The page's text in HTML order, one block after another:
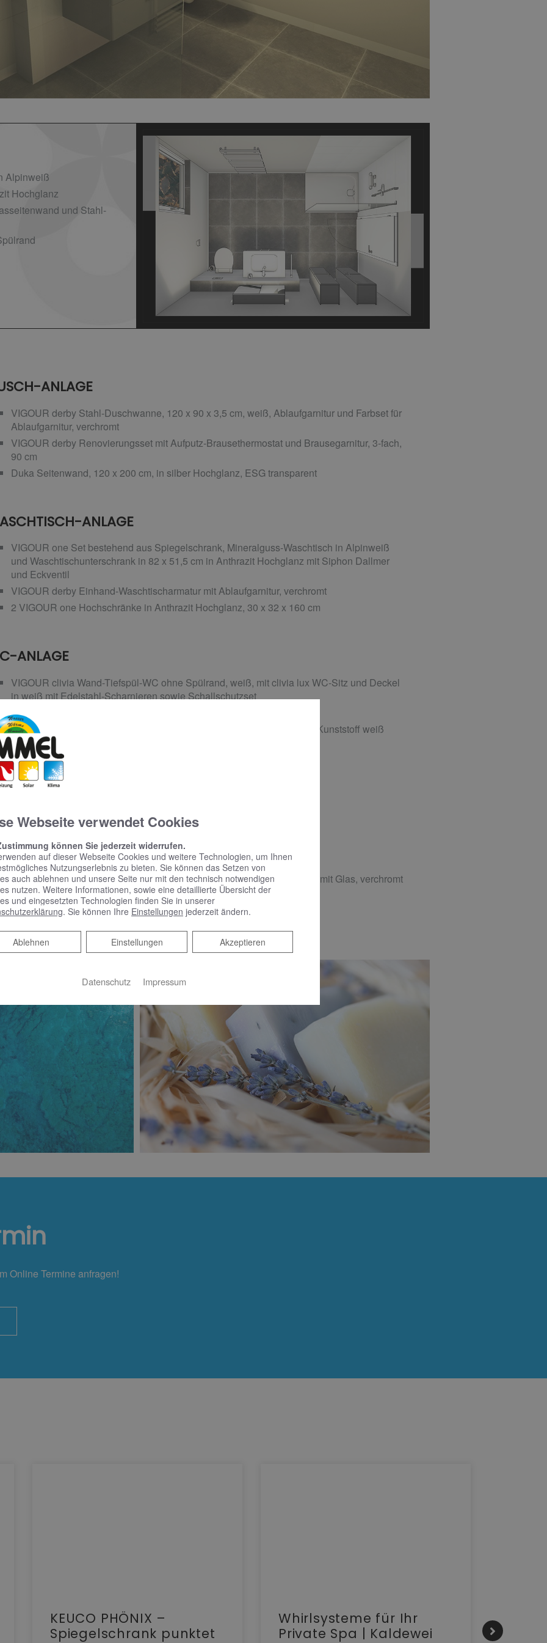
Alpinweiß
Hochglanz
und Stahl-
ANLAGE
VIGOUR derby Stahl-Duschwanne, 120 x 90 x 3,5 cm, weiß, Ablaufgarnitur und Farbset für
Ablaufgarnitur, verchromt
VIGOUR derby Renovierungsset mit Aufputz-Brausethermostat und Brausegarnitur, 3-fach,
90 cm
Duka Seitenwand, 120 x 200 cm, in silber Hochglanz, ESG transparent
ANLAGE
VIGOUR one Set bestehend aus Spiegelschrank, Mineralguss-Waschtisch in Alpinweiß
und Waschtischunterschrank in 82 x 51,5 cm in Anthrazit Hochglanz mit Siphon Dallmer
und Eckventil
VIGOUR derby Einhand-Waschtischarmatur mit Ablaufgarnitur, verchromt
2 VIGOUR one Hochschränke in Anthrazit Hochglanz, 30 x 32 x 160 cm
ANLAGE
VIGOUR clivia Wand-Tiefspül-WC ohne Spülrand, weiß, mit clivia lux WC-Sitz und Deckel
in weiß mit Edelstahl-Scharnieren sowie Schallschutzset
CONEL VIS WC-Element mit UP-Spülkasten, 112 cm
VIGOUR AI Betätigungsplatte für 2-Mengen-Spülung in Glas weiß und Kunststoff weiß
VIGOUR derby Bürstengarnitur, Papierhalter und Flüssigseifenspender mit Glas, verchromt
Online Termine anfragen!
KEUCO PHÖNIX –
Spiegelschrank punktet
Whirlsysteme für Ihr
Private Spa | Kaldewei
Webseite verwendet Cookies
können Sie jederzeit widerrufen.
auf dieser Webseite Cookies und weitere Technologien, um Ihnen
Nutzungserlebnis zu bieten. Sie können das Setzen von
auch ablehnen und unsere Seite nur mit den technisch notwendigen
nutzen. Weitere Informationen, sowie eine detaillierte Übersicht der
und eingesetzten Technologien finden Sie in unserer
. Sie können Ihre Einstellungen jederzeit ändern.
Akzeptieren
Einstellungen
Ablehnen
Ablehnen
Datenschutz Impressum